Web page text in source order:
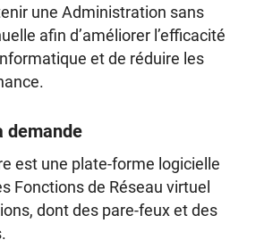
une Administration sans
afin d’améliorer l’efficacité
et de réduire les
demande
est une plate-forme logicielle
Fonctions de Réseau virtuel
dont des pare-feux et des